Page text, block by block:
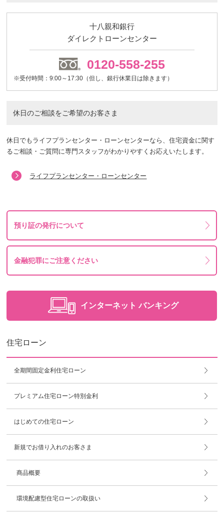
十八親和銀行
ダイレクトローンセンター
0120-558-255
※受付時間：9:00～17:30（但し、銀行休業日は除きます）
休日のご相談をご希望のお客さま
休日でもライフプランセンター・ローンセンターなら、住宅資金に関す
るご相談・ご質問に専門スタッフがわかりやすくお応えいたします。
ライフプランセンター・ローンセンター
預り証の発行について
金融犯罪にご注意ください
インターネット バンキング
住宅ローン
全期間固定金利住宅ローン
プレミアム住宅ローン特別金利
はじめての住宅ローン
新規でお借り入れのお客さま
商品概要
環境配慮型住宅ローンの取扱い